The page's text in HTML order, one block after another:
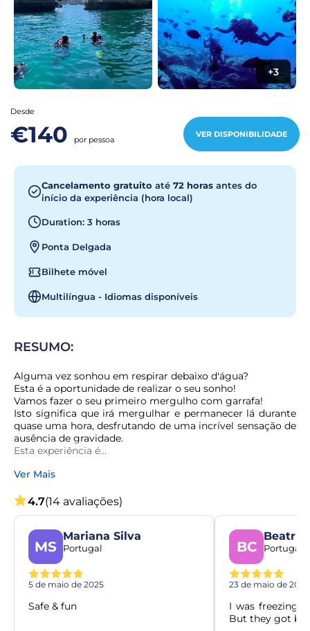
+3
Desde
€140 por pessoa
VER DISPONIBILIDADE
Cancelamento gratuito até 72 horas antes do
início da experiência (hora local)
Duration: 3 horas
Ponta Delgada
Bilhete móvel
Multilíngua - Idiomas disponíveis
RESUMO:
Alguma vez sonhou em respirar debaixo d'água?
Esta é a oportunidade de realizar o seu sonho!
Vamos fazer o seu primeiro mergulho com garrafa!
Isto significa que irá mergulhar e permanecer lá durante
quase uma hora, desfrutando de uma incrível sensação de
ausência de gravidade.
Esta experiência é...
Ver Mais
4.7(14 avaliações)
MS
Mariana Silva
Portugal
5 de maio de 2025
Safe & fun
BC
Beatriz
Portugal
23 de maio de 2025
I was freezing
But they got